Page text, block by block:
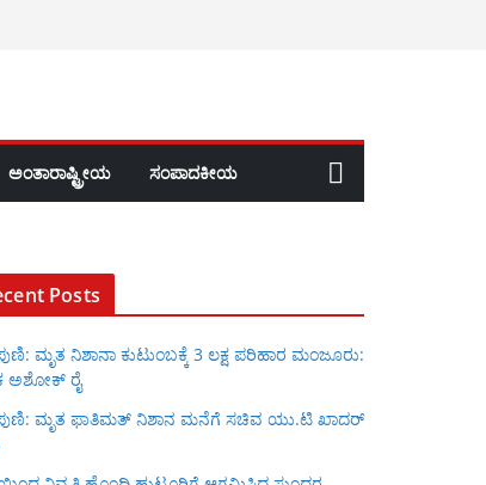
ಅಂತಾರಾಷ್ಟ್ರೀಯ ಸಂಪಾದಕೀಯ
Posts
ಮೃತ ನಿಶಾನಾ ಕುಟುಂಬಕ್ಕೆ 3 ಲಕ್ಷ ಪರಿಹಾರ ಮಂಜೂರು:
ಅಶೋಕ್ ರೈ
ಮೃತ ಫಾತಿಮತ್ ನಿಶಾನ ಮನೆಗೆ ಸಚಿವ ಯು.ಟಿ ಖಾದರ್